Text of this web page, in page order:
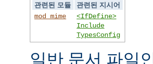
관련된 모듈
관련된 지시어
mod_mime
<IfDefine>
Include
TypesConfig
일반 문서 파일